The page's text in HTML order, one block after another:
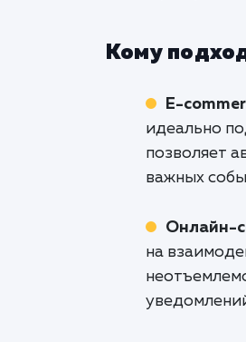
Кому
E-
идеально
позволяет
важных
Онлайн-
на